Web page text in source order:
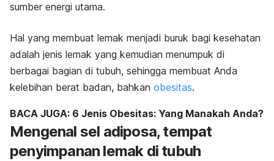
sumber energi utama.
Hal yang membuat lemak menjadi buruk bagi kesehatan
adalah jenis lemak yang kemudian menumpuk di
berbagai bagian di tubuh, sehingga membuat Anda
kelebihan berat badan, bahkan obesitas.
BACA JUGA: 6 Jenis Obesitas: Yang Manakah Anda?
Mengenal sel adiposa, tempat
penyimpanan lemak di tubuh